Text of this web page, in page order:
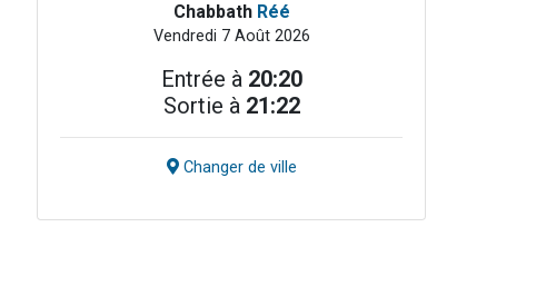
Chabbath Réé
Vendredi 7 Août 2026
Entrée à 20:20
Sortie à 21:22
Changer de ville